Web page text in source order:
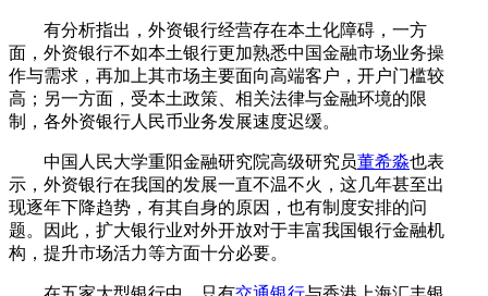
有分析指出，外资银行经营存在本土化障碍，一方
面，外资银行不如本土银行更加熟悉中国金融市场业务操
作与需求，再加上其市场主要面向高端客户，开户门槛较
高；另一方面，受本土政策、相关法律与金融环境的限
制，各外资银行人民币业务发展速度迟缓。
中国人民大学重阳金融研究院高级研究员董希淼也表
示，外资银行在我国的发展一直不温不火，这几年甚至出
现逐年下降趋势，有其自身的原因，也有制度安排的问
题。因此，扩大银行业对外开放对于丰富我国银行金融机
构，提升市场活力等方面十分必要。